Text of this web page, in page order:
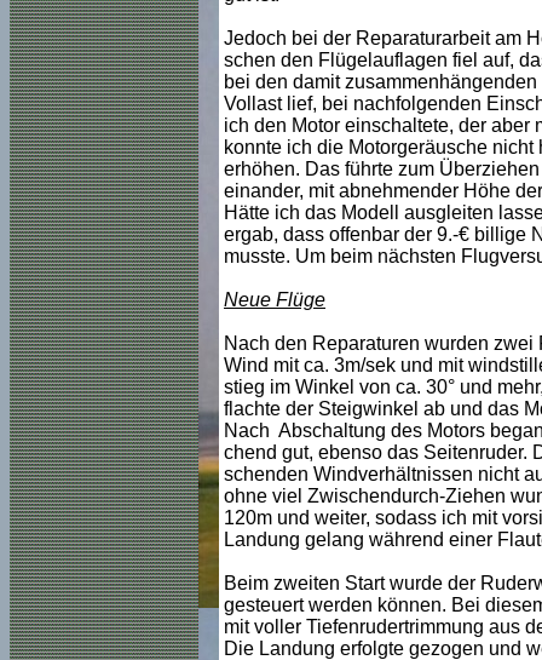
Jedoch bei der Reparaturarbeit am
schen den Flügelauflagen fiel auf,
bei den damit
Vollast lief, bei nachfolgenden
ich den Motor einschaltete, der aber
konnte ich die Motorgeräusche
erhöhen. Das führte zum
einander, mit abnehmender Höhe
Hätte ich das Modell ausgleiten
ergab, dass offenbar der 9.-€ billige
musste. Um beim nächsten
Neue Flüge
Nach den Reparaturen wurden
Wind mit ca. 3m/sek und mit
stieg im Winkel von ca. 30° und
flachte der Steigwinkel ab und das
Nach Abschaltung des Motors
chend gut, ebenso das Seitenruder.
schenden Windverhältnissen nicht
ohne viel Zwischendurch-Ziehen
120m und weiter, sodass ich mit
Landung gelang während einer
Beim zweiten Start wurde der
gesteuert werden können. Bei
mit voller Tiefenrudertrimmung aus
Die Landung erfolgte gezogen und